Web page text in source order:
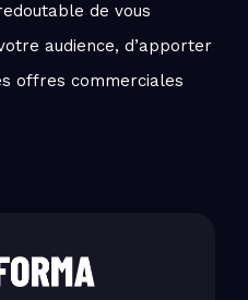
de vous
audience, d’apporter
offres commerciales